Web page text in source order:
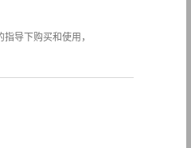
导下购买和使用，